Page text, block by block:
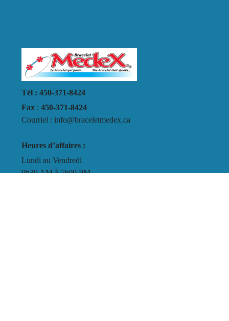
Tél : 450-371-8424
Fax : 450-371-8424
Courriel : info@braceletmedex.ca
Heures d’affaires :
Lundi au Vendredi
9h30 AM à 5h00 PM